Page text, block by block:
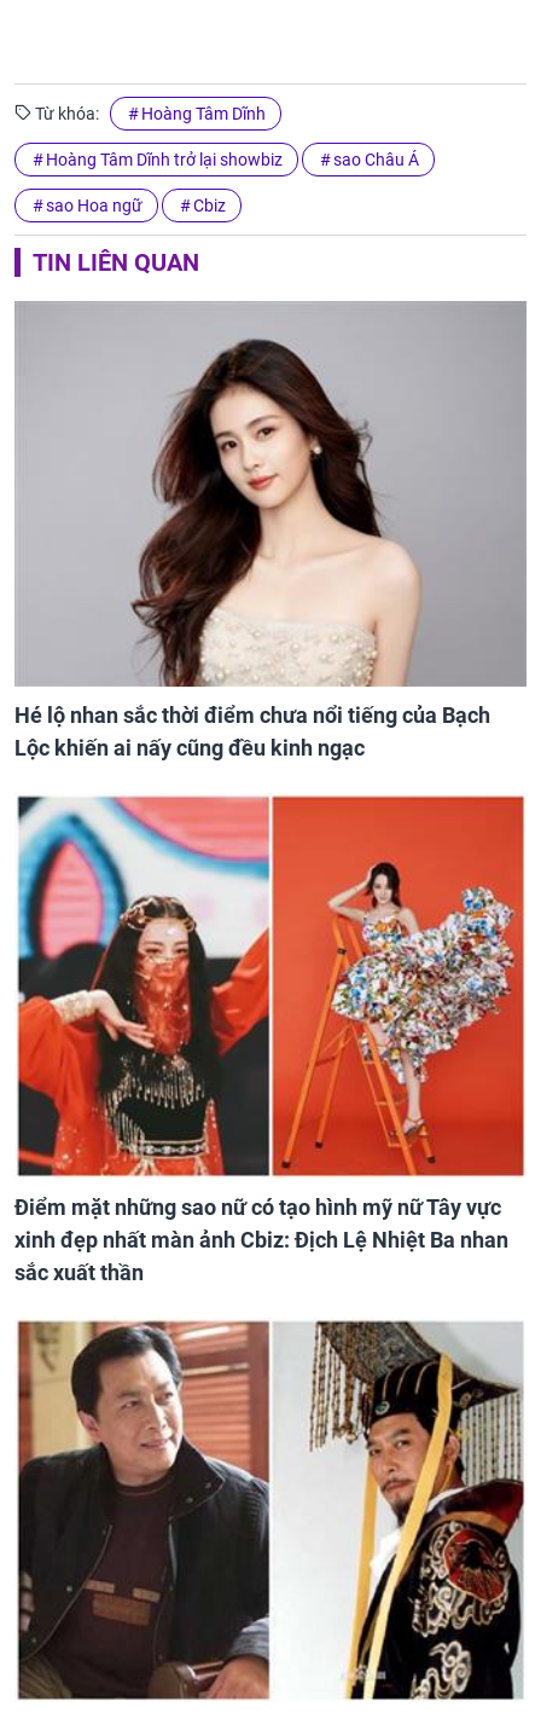
Từ khóa: Hoàng Tâm Dĩnh
Hoàng Tâm Dĩnh trở lại showbiz sao Châu Á
sao Hoa ngữ Cbiz
TIN LIÊN QUAN
Hé lộ nhan sắc thời điểm chưa nổi tiếng của Bạch
Lộc khiến ai nấy cũng đều kinh ngạc
Điểm mặt những sao nữ có tạo hình mỹ nữ Tây vực
xinh đẹp nhất màn ảnh Cbiz: Địch Lệ Nhiệt Ba nhan
sắc xuất thần